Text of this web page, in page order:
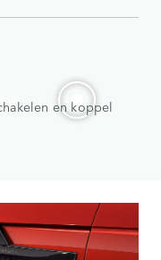
en koppel